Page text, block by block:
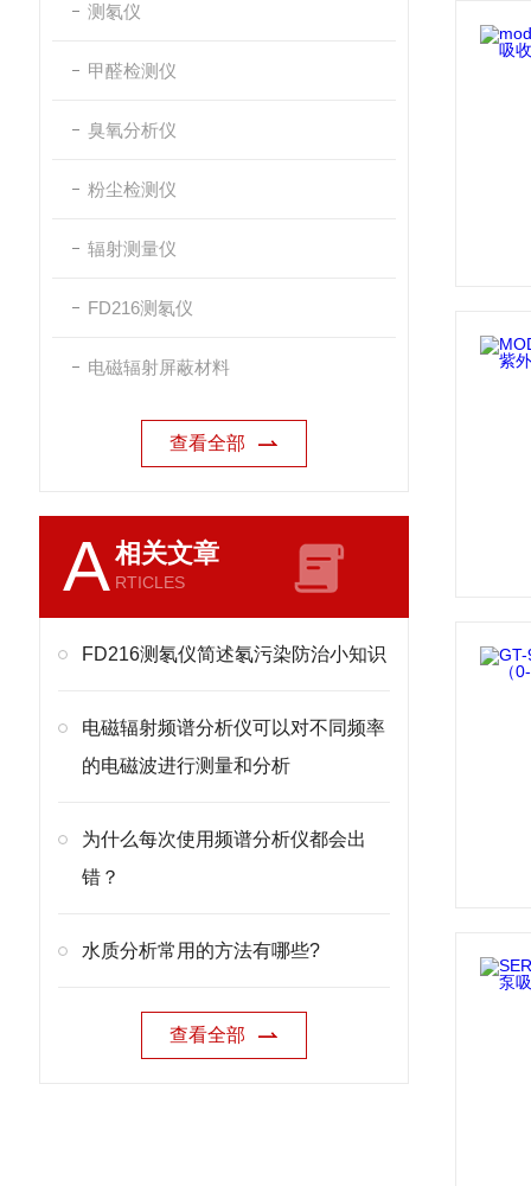
测氡仪
甲醛检测仪
臭氧分析仪
粉尘检测仪
辐射测量仪
FD216测氡仪
电磁辐射屏蔽材料
查看全部
A相关文章
RTICLES
FD216测氡仪简述氡污染防治小知识
电磁辐射频谱分析仪可以对不同频率
的电磁波进行测量和分析
为什么每次使用频谱分析仪都会出
错？
水质分析常用的方法有哪些?
查看全部